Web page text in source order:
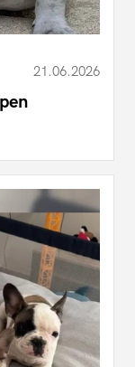
21.06.2026